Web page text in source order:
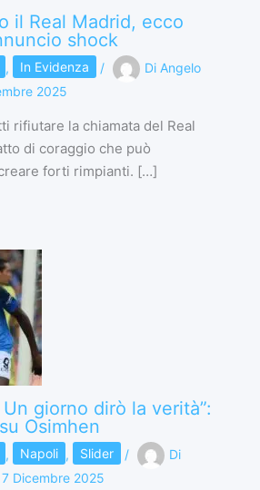
il Real Madrid, ecco
shock
, In Evidenza / Di Angelo
2025
rifiutare la chiamata del Real
di coraggio che può
forti rimpianti. […]
Un giorno dirò la verità”:
Osimhen
, Napoli , Slider /
Di
7 Dicembre 2025